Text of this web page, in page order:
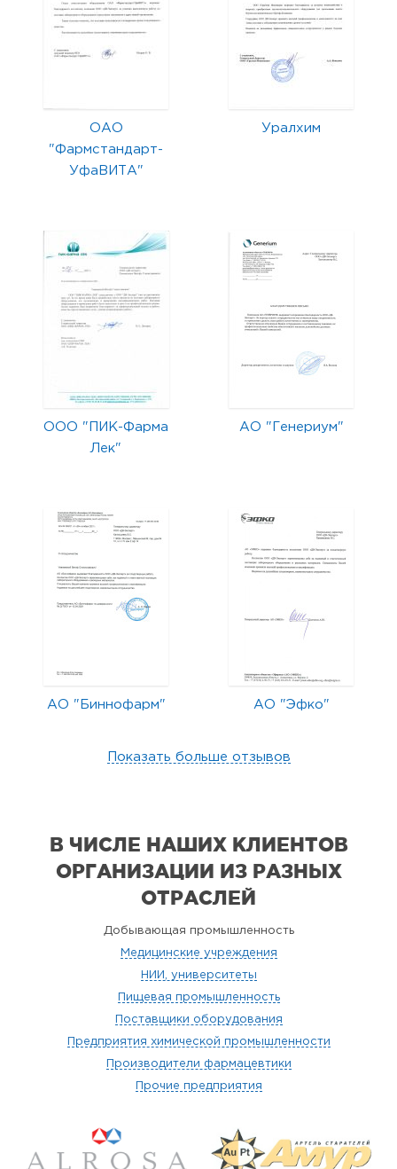
ОАО
"Фармстандарт-
УфаВИТА"
Уралхим
ООО "ПИК-Фарма
Лек"
АО "Генериум"
АО "Биннофарм" АО "Эфко"
Показать больше отзывов
В ЧИСЛЕ НАШИХ КЛИЕНТОВ
ОРГАНИЗАЦИИ ИЗ РАЗНЫХ
ОТРАСЛЕЙ
Добывающая промышленность
Медицинские учреждения
НИИ, университеты
Пищевая промышленность
Поставщики оборудования
Предприятия химической промышленности
Производители фармацевтики
Прочие предприятия